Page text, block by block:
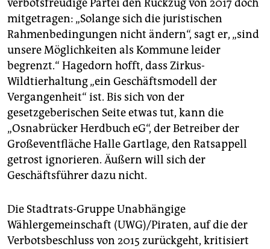
verbotsfreudige Partei den Rückzug von 2017 doch
mitgetragen: „Solange sich die juristischen
Rahmenbedingungen nicht ändern“, sagt er, „sind
unsere Möglichkeiten als Kommune leider
begrenzt.“ Hagedorn hofft, dass Zirkus-
Wildtierhaltung „ein Geschäftsmodell der
Vergangenheit“ ist. Bis sich von der
gesetzgeberischen Seite etwas tut, kann die
„Osnabrücker Herdbuch eG“, der Betreiber der
Großeventfläche Halle Gartlage, den Ratsappell
getrost ignorieren. Äußern will sich der
Geschäftsführer dazu nicht.
Die Stadtrats-Gruppe Unabhängige
Wählergemeinschaft (UWG)/Piraten, auf die der
Verbotsbeschluss von 2015 zurückgeht, kritisiert